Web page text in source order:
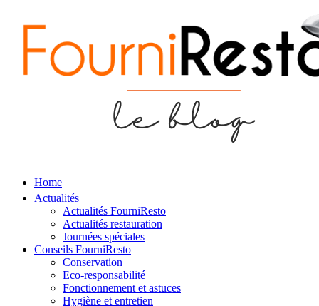
Home
Actualités
Actualités FourniResto
Actualités restauration
Journées spéciales
Conseils FourniResto
Conservation
Eco-responsabilité
Fonctionnement et astuces
Hygiène et entretien